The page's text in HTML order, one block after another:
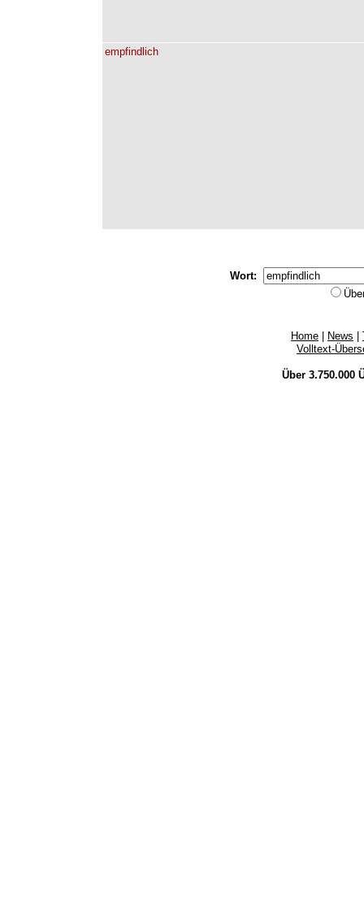
empfindlich
Wort:
Home News
Volltext-
Über 3.750.000